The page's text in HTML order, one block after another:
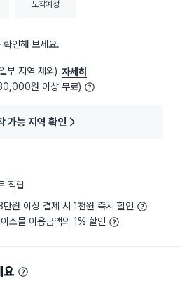
도착예정
확인해 보세요.
부 지역 제외) 자세히
원 이상 무료)
가능 지역 확인
적립
만원 이상 결제 시 1천원 즉시 할인
소몰 이용금액의 1% 할인
요